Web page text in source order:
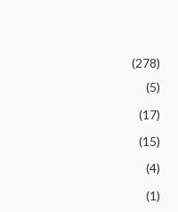
(278)
(5)
(17)
(15)
(4)
(1)